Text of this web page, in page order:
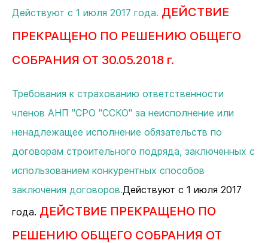
Действуют с 1 июля 2017 года. ДЕЙСТВИЕ
ПРЕКРАЩЕНО ПО РЕШЕНИЮ ОБЩЕГО
СОБРАНИЯ ОТ 30.05.2018 г.
Требования к страхованию ответственности
членов АНП "СРО "ССКО" за неисполнение или
ненадлежащее исполнение обязательств по
договорам строительного подряда, заключенных с
использованием конкурентных способов
заключения договоров.Действуют с 1 июля 2017
года. ДЕЙСТВИЕ ПРЕКРАЩЕНО ПО
РЕШЕНИЮ ОБЩЕГО СОБРАНИЯ ОТ